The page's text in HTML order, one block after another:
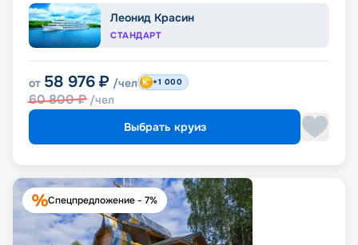
Леонид Красин
СТАНДАРТ
от 58 976 ₽ /чел
60 800₽ /чел
+1 000
Выбрать круиз
Спецпредложение - 7%